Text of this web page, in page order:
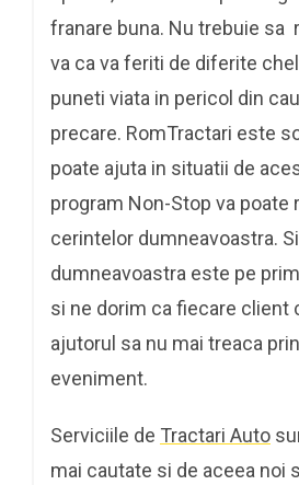
franare buna. Nu trebuie sa
va ca va feriti de diferite
puneti viata in pericol din
precare. RomTractari este
poate ajuta in situatii de
program Non-Stop va poate
cerintelor dumneavoastra.
dumneavoastra este pe
si ne dorim ca fiecare client
ajutorul sa nu mai treaca
eveniment.
Serviciile de Tractari Auto
mai cautate si de aceea noi